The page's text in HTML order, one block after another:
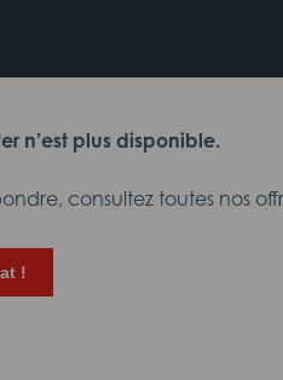
n’est plus disponible.
consultez toutes nos
!